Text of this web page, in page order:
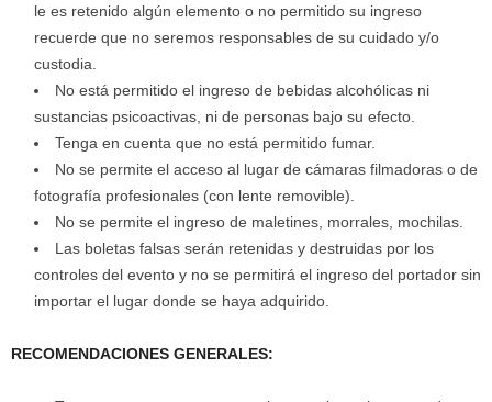
le es retenido algún elemento o no permitido su ingreso
recuerde que no seremos responsables de su cuidado y/o
custodia.
No está permitido el ingreso de bebidas alcohólicas ni
sustancias psicoactivas, ni de personas bajo su efecto.
Tenga en cuenta que no está permitido fumar.
No se permite el acceso al lugar de cámaras filmadoras o de
fotografía profesionales (con lente removible).
No se permite el ingreso de maletines, morrales, mochilas.
Las boletas falsas serán retenidas y destruidas por los
controles del evento y no se permitirá el ingreso del portador sin
importar el lugar donde se haya adquirido.
RECOMENDACIONES GENERALES: